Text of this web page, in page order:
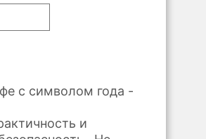
с символом года -
и